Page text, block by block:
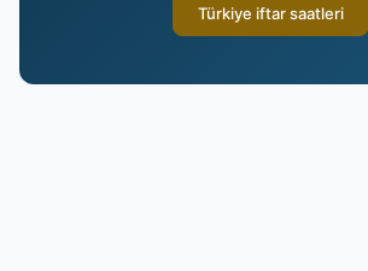
Türkiye iftar saatleri